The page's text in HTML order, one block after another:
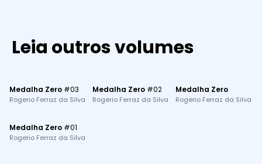
Leia outros volumes
Medalha Zero #03
Rogerio Ferraz da Silva
Medalha Zero #02
Rogerio Ferraz da Silva
Medalha Zero
Rogerio Ferraz da Silva
Medalha Zero #01
Rogerio Ferraz da Silva